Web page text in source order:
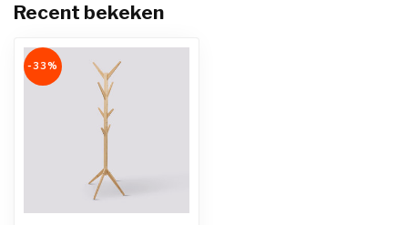
Recent bekeken
-33%